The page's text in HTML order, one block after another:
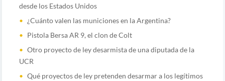
desde los Estados Unidos
¿Cuánto valen las municiones en la Argentina?
Pistola Bersa AR 9, el clon de Colt
Otro proyecto de ley desarmista de una diputada de la
UCR
Qué proyectos de ley pretenden desarmar a los legítimos